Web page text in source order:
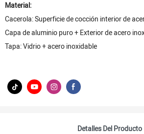
Material:
Cacerola: Superficie de cocción interior de
Capa de aluminio puro + Exterior de acero
Tapa: Vidrio + acero inoxidable
Detalles Del Producto